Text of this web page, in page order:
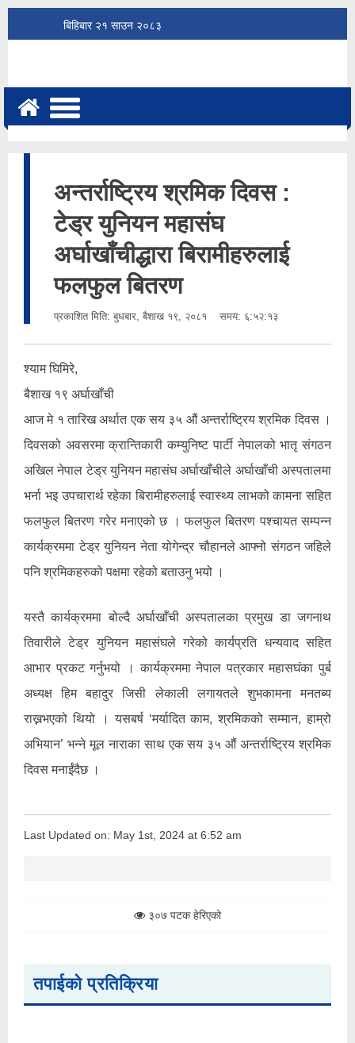
बिहिबार २१ साउन २०८३
अन्तर्राष्ट्रिय श्रमिक दिवस :
टेड्र युनियन महासंघ
अर्घाखाँचीद्धारा बिरामीहरुलाई
फलफुल बितरण
प्रकाशित मिति: बुधबार, बैशाख १९, २०८१ समय: ६:५२:१३
श्याम घिमिरे,
बैशाख १९ अर्घाखाँची
आज मे १ तारिख अर्थात एक सय ३५ औं अन्तर्राष्ट्रिय श्रमिक दिवस ।
दिवसको अवसरमा क्रान्तिकारी कम्युनिष्ट पार्टी नेपालको भातृ संगठन
अखिल नेपाल टेड्र युनियन महासंघ अर्घाखाँचीले अर्घाखाँची अस्पतालमा
भर्ना भइ उपचारार्थ रहेका बिरामीहरुलाई स्वास्थ्य लाभको कामना सहित
फलफुल बितरण गरेर मनाएको छ । फलफुल बितरण पश्चायत सम्पन्न
कार्यक्रममा टेड्र युनियन नेता योगेन्द्र चौहानले आफ्नो संगठन जहिले
पनि श्रमिकहरुको पक्षमा रहेको बताउनु भयो ।
यस्तै कार्यक्रममा बोल्दै अर्घाखाँची अस्पतालका प्रमुख डा जगनाथ
तिवारीले टेड्र युनियन महासंघले गरेको कार्यप्रति धन्यवाद सहित
आभार प्रकट गर्नुभयो । कार्यक्रममा नेपाल पत्रकार महासघंका पुर्ब
अध्यक्ष हिम बहादुर जिसी लेकाली लगायतले शुभकामना मनतब्य
राख्नभएको थियो । यसबर्ष ‘मर्यादित काम, श्रमिकको सम्मान, हाम्रो
अभियान’ भन्ने मूल नाराका साथ एक सय ३५ औं अन्तर्राष्ट्रिय श्रमिक
दिवस मनाईंदैछ ।
Last Updated on: May 1st, 2024 at 6:52 am
३०७ पटक हेरिएको
तपाईको प्रतिक्रिया